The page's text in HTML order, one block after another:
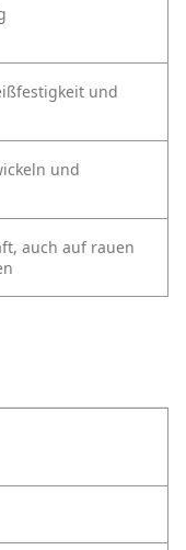
und
und
auch auf rauen